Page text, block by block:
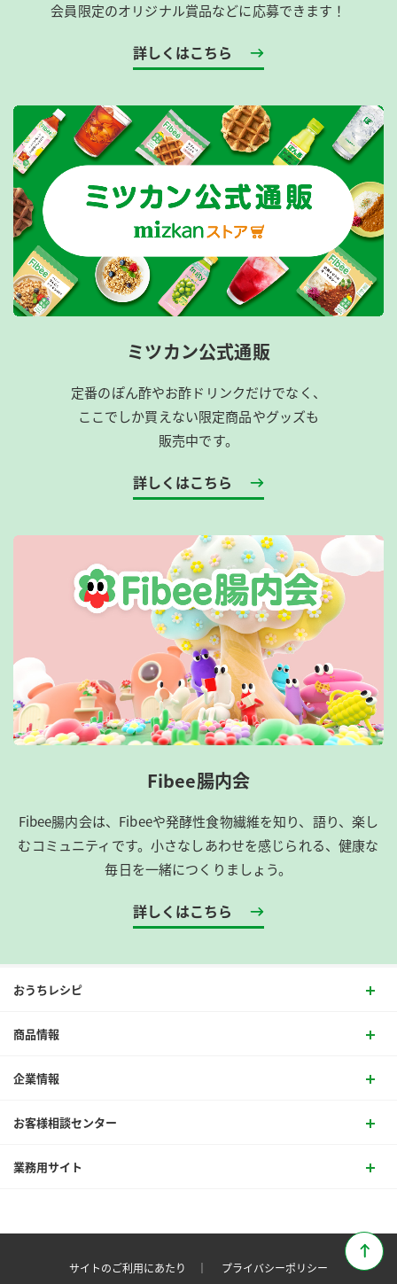
会員限定のオリジナル賞品などに応募できます！
詳しくはこちら
ミツカン公式通販
定番のぽん酢やお酢ドリンクだけでなく、
ここでしか買えない限定商品やグッズも
販売中です。
詳しくはこちら
Fibee腸内会
Fibee腸内会は、​Fibeeや発酵性食物繊維を知り、語り、楽し
むコミュニティです。​小さなしあわせを感じられる、健康な
毎日を一緒につくりましょう。
詳しくはこちら
おうちレシピ
商品情報
企業情報
お客様相談センター
業務用サイト
サイトのご利用にあたり ｜ プライバシーポリシー